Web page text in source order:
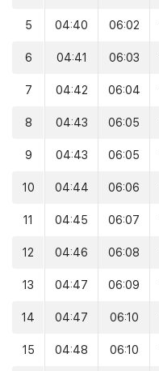
5 04:40 06:02
6 04:41 06:03
7 04:42 06:04
8 04:43 06:05
9 04:43 06:05
10 04:44 06:06
11 04:45 06:07
12 04:46 06:08
13 04:47 06:09
14 04:47 06:10
15 04:48 06:10